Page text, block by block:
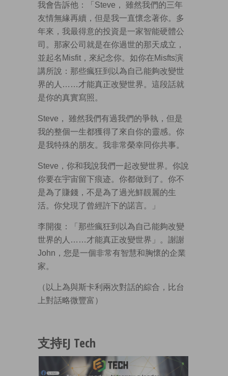
我會告訴他：「Steve， 雖然我們的三年
友情無緣再續，但是我一直懷念著你。多
年來，我最得意的投資是一家智能硬體公
司。那家公司就是在你過世的那天成立，
並起名Misfit，來紀念你。如你在Misfts演
講所說：那些瘋狂到以為自己能夠改變世
界的人……才能真正改變世界。這段話就
是你的真實寫照。
Steve， 雖然我們有過我們的爭執，但是
我的整個一生都獲得了來自你的靈感。你
是我特殊的朋友。我非常榮幸同你共事。
Steve，你和我說我們一起改變世界。你說
你要在宇宙留下痕迹。你都做到了。你不
是為了賺錢，不是為了過光鮮靚麗的生
活。你兌現了曾經許下的諾言。」
李開復：「那些瘋狂到以為自己能夠改變
世界的人……才能真正改變世界」。謝謝
John，您是一個非常有智慧和胸懷的企業
家。
（以上為與斯卡利兩次對話的綜合，比台
上對話略微豐富）
支持EJ Tech